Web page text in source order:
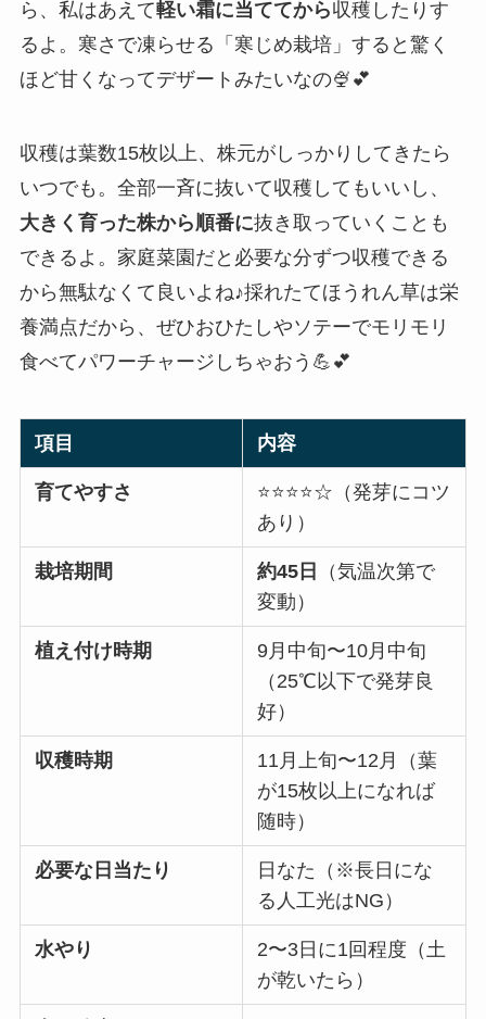
ら、私はあえて軽い霜に当ててから収穫したりす
るよ。寒さで凍らせる「寒じめ栽培」すると驚く
ほど甘くなってデザートみたいなの🍨💕
収穫は葉数15枚以上、株元がしっかりしてきたら
いつでも。全部一斉に抜いて収穫してもいいし、
大きく育った株から順番に抜き取っていくことも
できるよ。家庭菜園だと必要な分ずつ収穫できる
から無駄なくて良いよね♪採れたてほうれん草は栄
養満点だから、ぜひおひたしやソテーでモリモリ
食べてパワーチャージしちゃおう💪💕
項目 内容
育てやすさ
⭐️⭐️⭐️⭐️☆（発芽にコツ
あり）
栽培期間 約45日
（気温次第で
変動）
植え付け時期
9月中旬〜10月中旬
（25℃以下で発芽良
好）
収穫時期
11月上旬〜12月（葉
が15枚以上になれば
随時）
必要な日当たり
日なた（※長日にな
る人工光はNG）
水やり
2〜3日に1回程度（土
が乾いたら）